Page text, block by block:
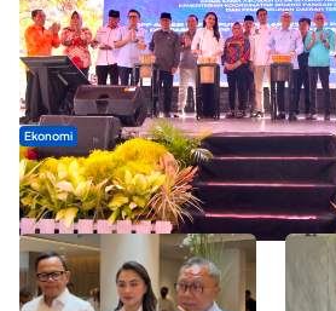
Ekonomi
Seminar di Ternate, Mendes Perkuat
Kopdes Merah Putih